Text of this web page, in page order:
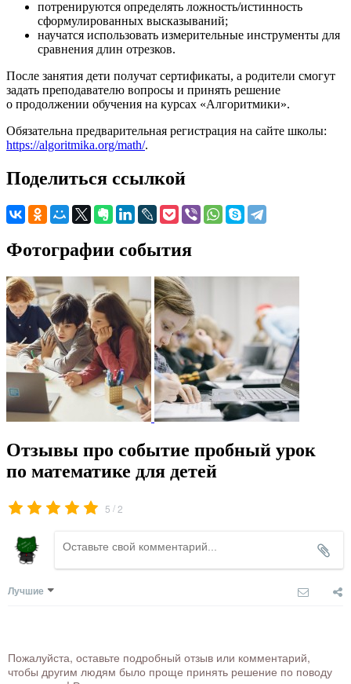
потренируются определять ложность/истинность
сформулированных высказываний;
научатся использовать измерительные инструменты для
сравнения длин отрезков.
После занятия дети получат сертификаты, а родители смогут
задать преподавателю вопросы и принять решение
о продолжении обучения на курсах «Алгоритмики».
Обязательна предварительная регистрация на сайте школы:
https://algoritmika.org/math/.
Поделиться ссылкой
Фотографии события
Отзывы про событие пробный урок
по математике для детей
5 /2
Лучшие
Пожалуйста, оставьте подробный отзыв или комментарий,
чтобы другим людям было проще принять решение по поводу